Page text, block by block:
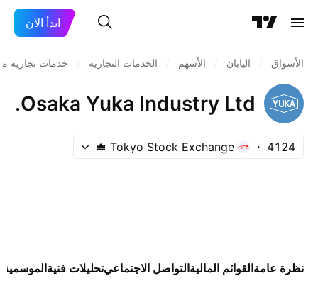
ابدأ الآن
الأسواق اليابان الأسهم الخدمات التجارية خدمات تجارية
Osaka Yuka Industry Ltd.
4124
Tokyo Stock Exchange
نظرة عامةالقوائم الماليةالتواصل الاجتماعيتحليلات فنيةالموسمية